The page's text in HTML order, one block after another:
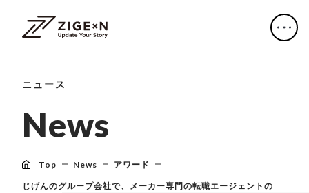
ニュース
News
Top News アワード
じげんのグループ会社で、メーカー専門の転職エージェントの